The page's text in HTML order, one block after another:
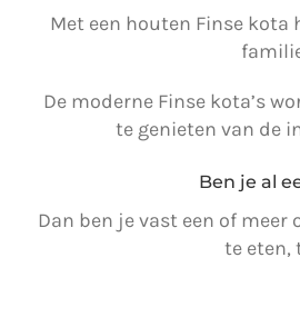
Met een houten Finse kota
De moderne Finse kota’s
te genieten van de
Ben je al
Dan ben je vast een of meer
te eten,